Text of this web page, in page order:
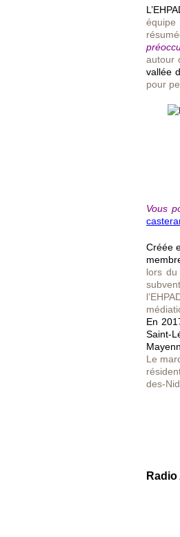
autour
vallée
pour
Vous
Créée
lors
En
Saint-
Le
des-